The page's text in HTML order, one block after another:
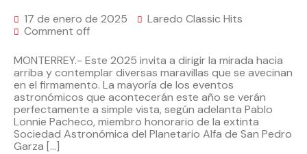
17 de enero de 2025
Laredo Classic Hits
Comment off
MONTERREY.- Este 2025 invita a dirigir la mirada hacia
arriba y contemplar diversas maravillas que se avecinan
en el firmamento. La mayoría de los eventos
astronómicos que acontecerán este año se verán
perfectamente a simple vista, según adelanta Pablo
Lonnie Pacheco, miembro honorario de la extinta
Sociedad Astronómica del Planetario Alfa de San Pedro
Garza […]